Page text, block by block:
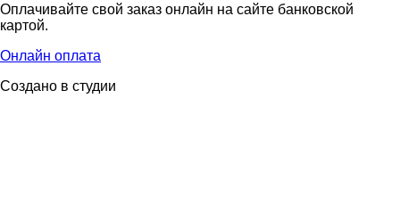
Оплачивайте свой заказ онлайн на сайте банковской
картой.
Онлайн оплата
Создано в студии